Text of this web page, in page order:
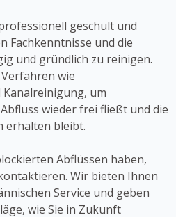
geschult und
Fachkenntnisse und die
und gründlich zu reinigen.
wie
um
wieder frei fließt und die
erhalten bleibt.
Abflüssen haben,
Wir bieten Ihnen
Service und geben
wie Sie in Zukunft